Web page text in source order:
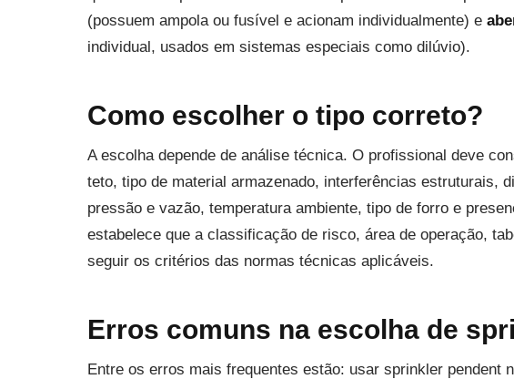
(possuem ampola ou fusível e acionam individualmente) e
individual, usados em sistemas especiais como dilúvio).
Como escolher o tipo correto?
A escolha depende de análise técnica. O profissional deve
teto, tipo de material armazenado, interferências estruturais,
pressão e vazão, temperatura ambiente, tipo de forro e
estabelece que a classificação de risco, área de operação,
seguir os critérios das normas técnicas aplicáveis.
Erros comuns na escolha de
Entre os erros mais frequentes estão: usar sprinkler pendent